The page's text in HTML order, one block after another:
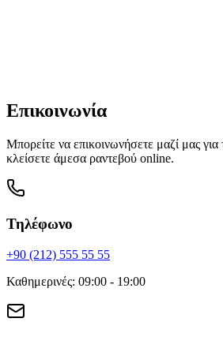
Επικοινωνία
Μπορείτε να επικοινωνήσετε μαζί μας για
κλείσετε άμεσα ραντεβού online.
Τηλέφωνο
+90 (212) 555 55 55
Καθημερινές: 09:00 - 19:00